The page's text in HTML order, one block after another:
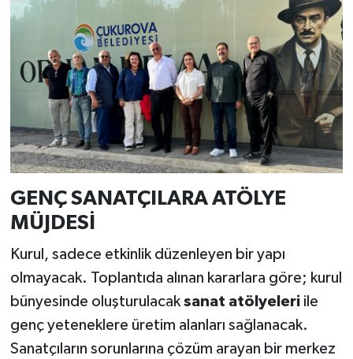
GENÇ SANATÇILARA ATÖLYE
MÜJDESİ
Kurul, sadece etkinlik düzenleyen bir yapı
olmayacak. Toplantıda alınan kararlara göre; kurul
bünyesinde oluşturulacak sanat atölyeleriile
genç yeteneklere üretim alanları sağlanacak.
Sanatçıların sorunlarına çözüm arayan bir merkez